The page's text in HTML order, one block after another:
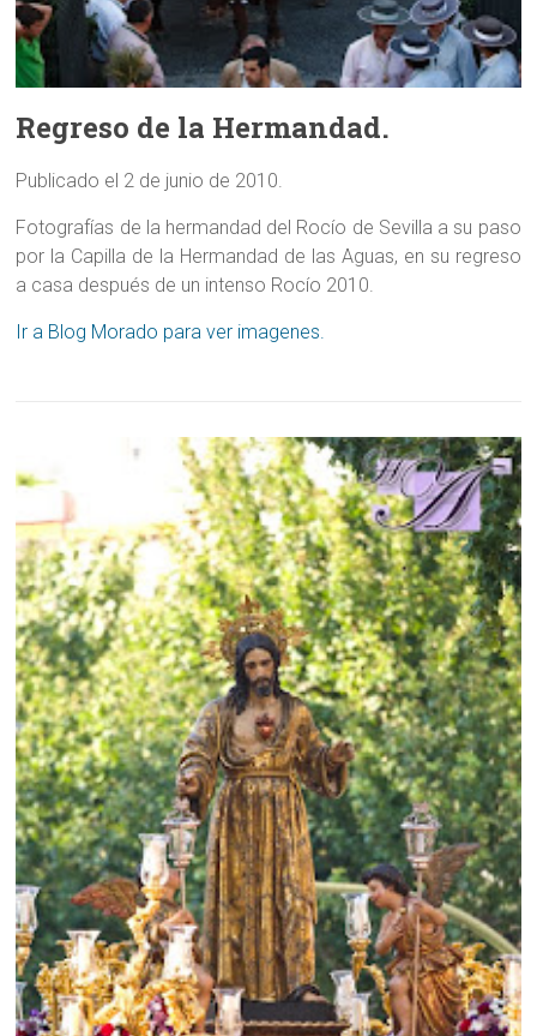
Regreso de la Hermandad.
Publicado el 2 de junio de 2010.
Fotografías de la hermandad del Rocío de Sevilla a su paso
por la Capilla de la Hermandad de las Aguas, en su regreso
a casa después de un intenso Rocío 2010.
Ir a Blog Morado para ver imagenes.